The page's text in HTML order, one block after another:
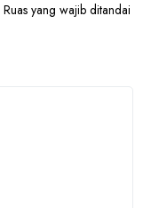
Ruas yang wajib ditandai